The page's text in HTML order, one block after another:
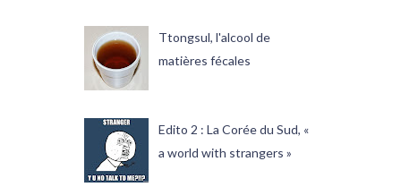
Ttongsul, l'alcool de
matières fécales
Edito 2 : La Corée du Sud, «
a world with strangers »